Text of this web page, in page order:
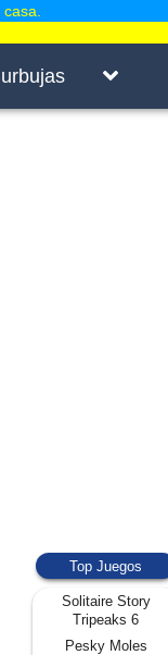
Top Juegos
Solitaire Story
Tripeaks 6
Pesky Moles